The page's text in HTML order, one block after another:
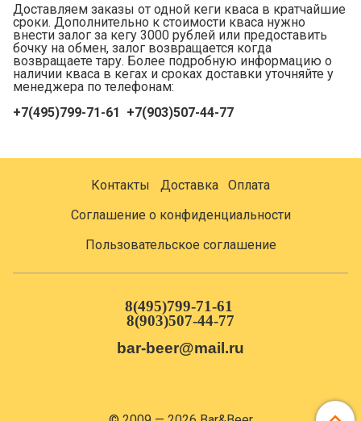
Доставляем заказы от одной кеги кваса в кратчайшие
сроки. Дополнительно к стоимости кваса нужно
внести залог за кегу 3000 рублей или предоставить
бочку на обмен, залог возвращается когда
возвращаете тару. Более подробную информацию о
наличии кваса в кегах и сроках доставки уточняйте у
менеджера по телефонам:
+7(495)799-71-61 +7(903)507-44-77
Контакты Доставка
Оплата
Соглашение о конфиденциальности
Пользовательское соглашение
8(495)799-71-61
8(903)507-44-77
bar-beer@mail.ru